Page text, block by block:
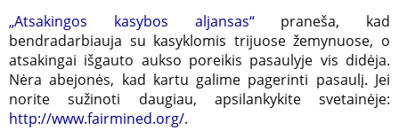
„Atsakingos kasybos aljansas“praneša, kad
bendradarbiauja su kasyklomis trijuose žemynuose, o
atsakingai išgauto aukso poreikis pasaulyje vis didėja.
Nėra abejonės, kad kartu galime pagerinti pasaulį. Jei
norite sužinoti daugiau, apsilankykite svetainėje:
http://www.fairmined.org/.